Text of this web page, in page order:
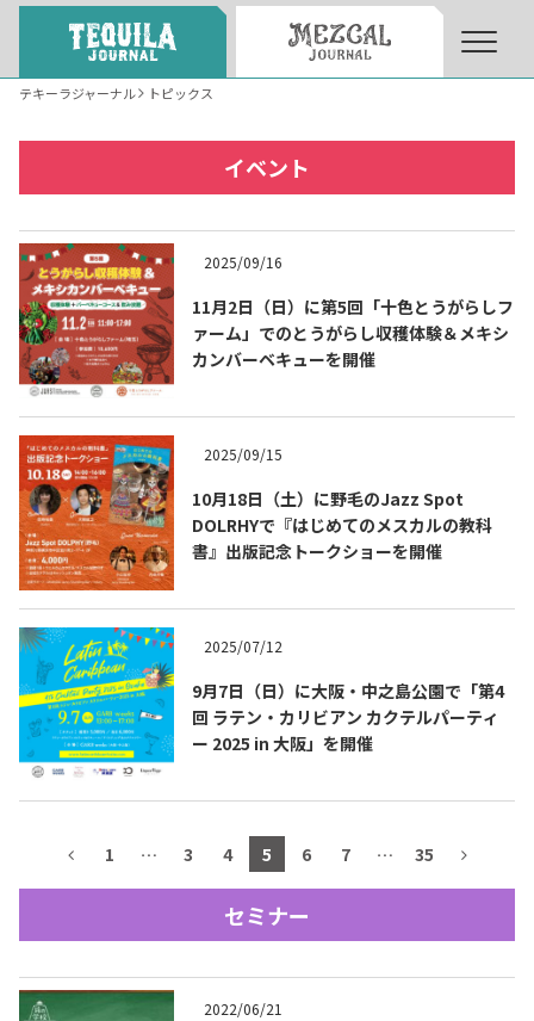
テキーラのつくり方 How to Make Tequila
テキーラマーケット
テキーラの飲み方
テキーラマップ
メキシコ料理
メキシコ旅行
メキシコの記念日 Events of Mexico
トピックス一覧 イベント一覧
テキーラジャーナル トピックス
イベント
2025/09/16
11月2日（日）に第5回「十色とうがらしフ
ァーム」でのとうがらし収穫体験＆メキシ
カンバーベキューを開催
2025/09/15
10月18日（土）に野毛のJazz Spot
DOLRHYで『はじめてのメスカルの教科
書』出版記念トークショーを開催
2025/07/12
9月7日（日）に大阪・中之島公園で「第4
回 ラテン・カリビアン カクテルパーティ
ー 2025 in 大阪」を開催
1 … 3 4 5 6 7 … 35
セミナー
2022/06/21